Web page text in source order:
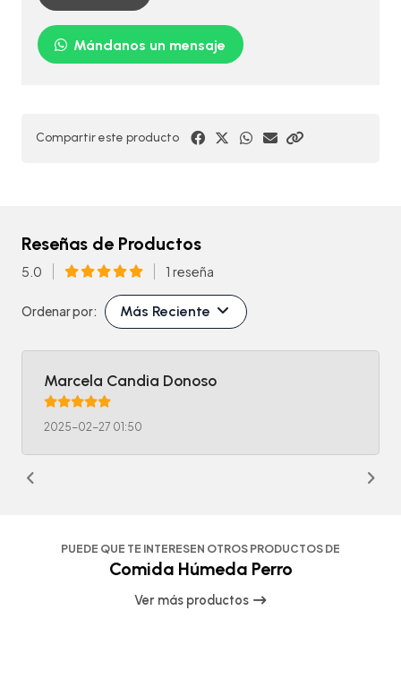
Mándanos un mensaje
Compartir este producto
Reseñas de Productos
5.0 1 reseña
Ordenar por: Más Reciente
Marcela Candia Donoso
2025-02-27 01:50
PUEDE QUE TE INTERESEN OTROS PRODUCTOS DE
Comida Húmeda Perro
Ver más productos